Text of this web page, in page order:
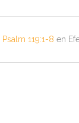
Psalm 119:1-8 en